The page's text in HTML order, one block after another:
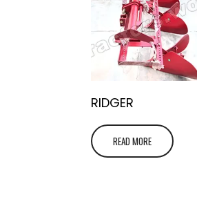
RIDGER
READ MORE